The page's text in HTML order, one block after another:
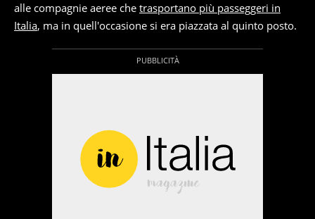
alle compagnie aeree che trasportano più passeggeri in
Italia, ma in quell'occasione si era piazzata al quinto posto.